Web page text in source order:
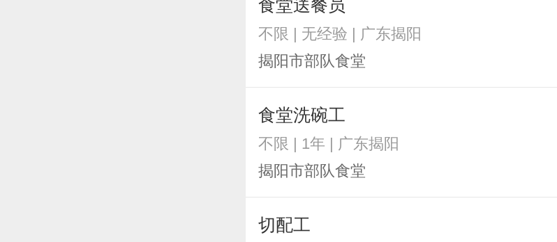
食堂送餐员
不限 | 无经验 | 广东揭阳
揭阳市部队食堂
食堂洗碗工
不限 | 1年 | 广东揭阳
揭阳市部队食堂
切配工